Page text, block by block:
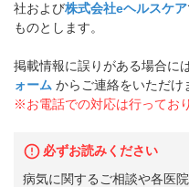
社および株式会社eヘルスケア
ものとします。
掲載情報に誤りがある場合に
ォーム からご連絡をいただけ
※お電話での対応は行ってお
必ずお読みください
病気に関するご相談や各医